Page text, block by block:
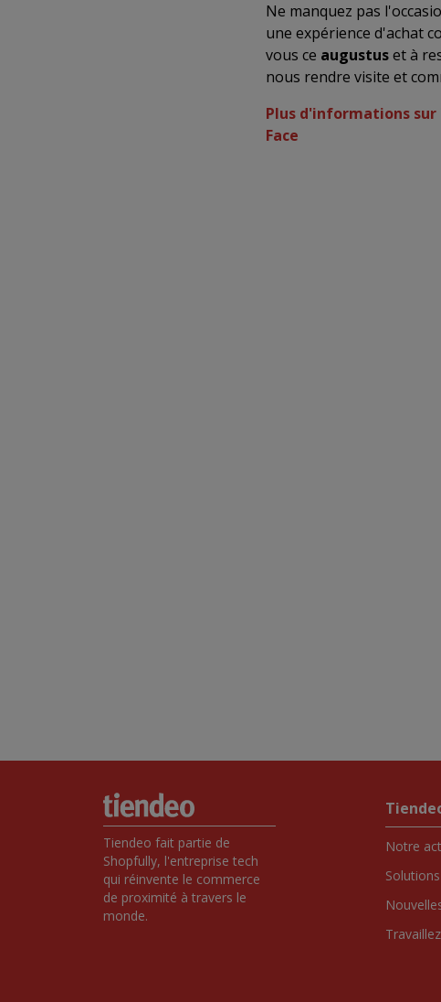
Ne manquez pas
une expérience d'achat
vous ce augustuset à
nous rendre visite et
Plus d'informations sur
Face
Tiendeo fait partie de
Shopfully, l'entreprise tech
qui réinvente le commerce
de proximité à travers le
monde.
Notre